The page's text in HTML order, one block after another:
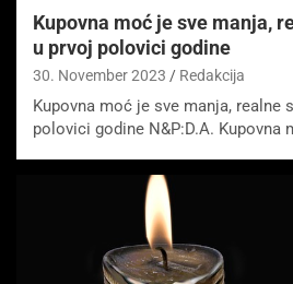
Kupovna moć je sve manja,
u prvoj polovici godine
30. November 2023 Redakcija
Kupovna moć je sve manja, realne
polovici godine N&P:D.A. Kupovna